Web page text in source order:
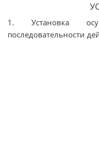
1. Установка
последовательности